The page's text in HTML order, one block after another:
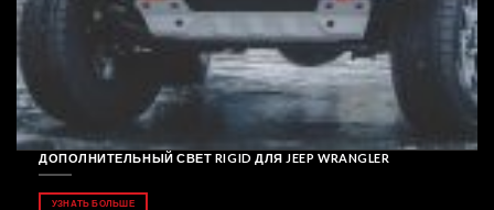
ДОПОЛНИТЕЛЬНЫЙ СВЕТ RIGID ДЛЯ JEEP WRANGLER
УЗНАТЬ БОЛЬШЕ